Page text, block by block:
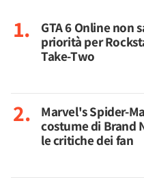
GTA 6 Online non
priorità per
Take-Two
Marvel's Spider-
costume di Brand
le critiche dei fan